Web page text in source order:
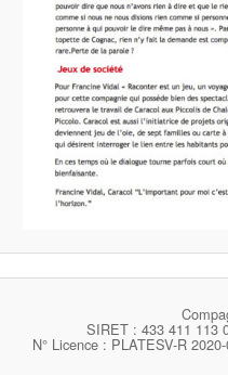
SIRET : 433 411 113
N° Licence : PLATESV-R